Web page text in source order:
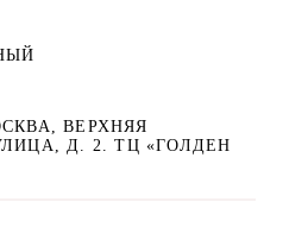
ВЕРХНЯЯ
Д. 2. ТЦ «ГОЛДЕН